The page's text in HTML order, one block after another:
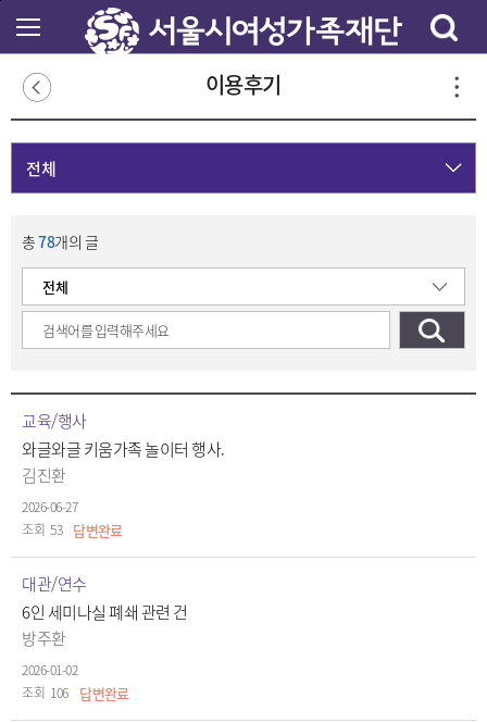
바
기
이용후기
전체
총78개의 글
교육/행사
와글와글 키움가족 놀이터 행사.
김진환
2026-06-27
53
답변완료
대관/연수
6인 세미나실 폐쇄 관련 건
방주환
2026-01-02
106
답변완료